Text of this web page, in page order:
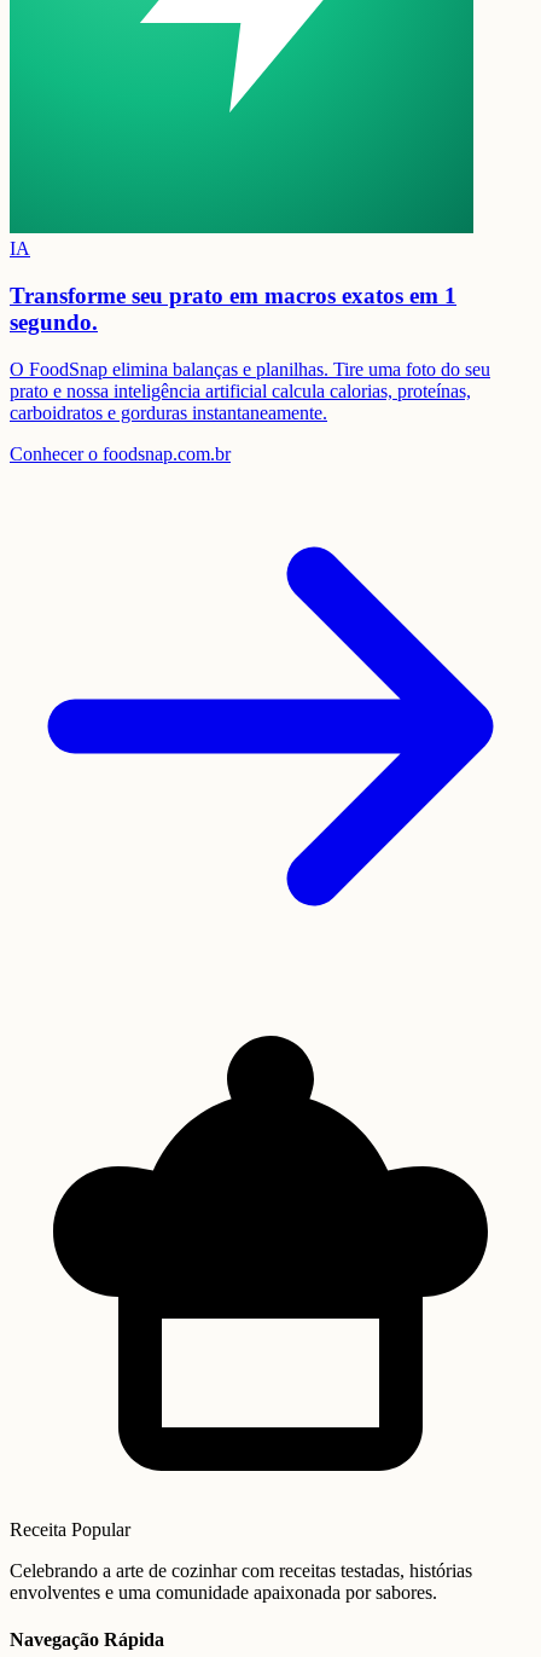
IA
Transforme seu prato em macros exatos em 1
segundo.
O FoodSnap elimina balanças e planilhas. Tire uma foto do seu
prato e nossa inteligência artificial calcula calorias, proteínas,
carboidratos e gorduras instantaneamente.
Conhecer o foodsnap.com.br
Receita Popular
Celebrando a arte de cozinhar com receitas testadas, histórias
envolventes e uma comunidade apaixonada por sabores.
Navegação Rápida